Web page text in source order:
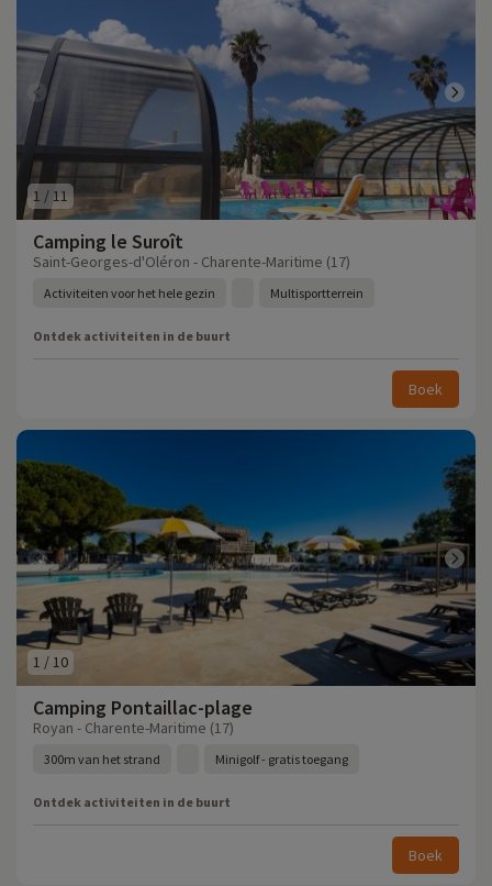
1 / 11
Camping le Suroît
Saint-Georges-d'Oléron - Charente-Maritime (17)
Activiteiten voor het hele gezin Multisportterrein
Ontdek activiteiten in de buurt
Boek
1 /10
Camping Pontaillac-plage
Royan - Charente-Maritime (17)
300m van het strand Minigolf - gratis toegang
Ontdek activiteiten in de buurt
Boek